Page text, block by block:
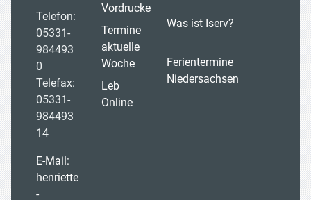
Telefon:
05331-
984493
0
Telefax:
05331-
984493
14
E-Mail:
henriette
-
Vordrucke
Termine
aktuelle
Woche
Leb
Online
Was ist Iserv?
Ferientermine
Niedersachsen